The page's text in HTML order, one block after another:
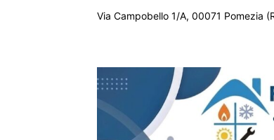
Via Campobello 1/A, 00071 Pomezia